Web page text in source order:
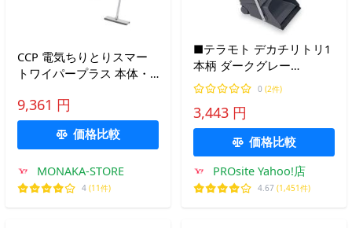
CCP 電気ちりとりスマー
トワイパープラス 本体・
DP39-WH
9,361 円
価格比較
MONAKA-STORE
4 (11件)
■テラモト デカチリトリ1
本柄 ダークグレー
【3544605:0】[店頭受取不
可]
0 (2件)
3,443 円
価格比較
PROsite Yahoo!店
4.67 (1,451件)